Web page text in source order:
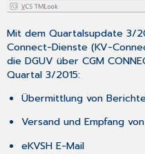
Mit dem Quartalsupdate 3/
Connect-Dienste (KV-
die DGUV über CGM
Quartal 3/2015:
Übermittlung von
Versand und Empfang von
eKVSH E-Mail